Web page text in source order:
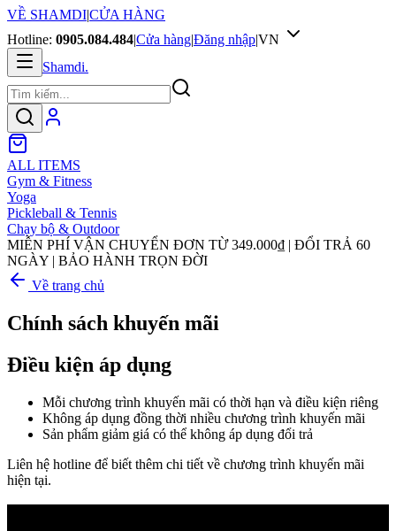
VỀ SHAMDI|CỬA HÀNG
Hotline: 0905.084.484|Cửa hàng|Đăng nhập|VN
Shamdi.
ALL ITEMS
Gym & Fitness
Yoga
Pickleball & Tennis
Chạy bộ & Outdoor
MIỄN PHÍ VẬN CHUYỂN ĐƠN TỪ349.000₫ | ĐỔI TRẢ 60
NGÀY | BẢO HÀNH TRỌN ĐỜI
Về trang chủ
Chính sách khuyến mãi
Điều kiện áp dụng
Mỗi chương trình khuyến mãi có thời hạn và điều kiện riêng
Không áp dụng đồng thời nhiều chương trình khuyến mãi
Sản phẩm giảm giá có thể không áp dụng đổi trả
Liên hệ hotline để biết thêm chi tiết về chương trình khuyến mãi
hiện tại.